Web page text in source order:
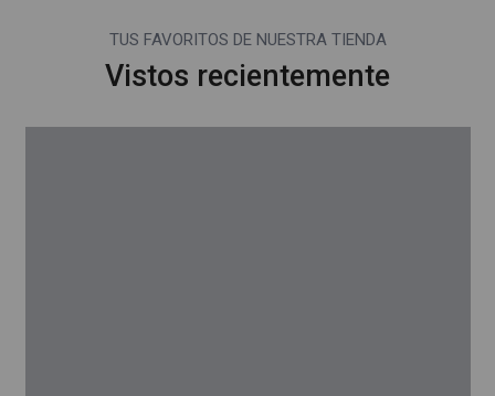
TUS FAVORITOS DE NUESTRA TIENDA
Vistos recientemente